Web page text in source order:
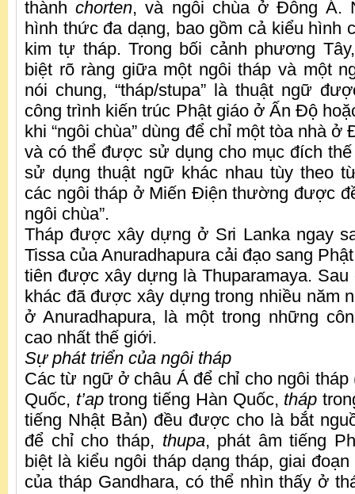
thànhchorten, và ngôi chùa ở Đông Á.
hình thức đa dạng, bao gồm cả kiểu hình
kim tự tháp. Trong bối cảnh phương
biệt rõ ràng giữa một ngôi tháp và một
nói chung, “tháp/stupa” là thuật ngữ
công trình kiến ​​trúc Phật giáo ở Ấn Độ
khi “ngôi chùa” dùng để chỉ một tòa nhà
và có thể được sử dụng cho mục đích
sử dụng thuật ngữ khác nhau tùy theo
các ngôi tháp ở Miến Điện thường được
ngôi chùa”.
Tháp được xây dựng ở Sri Lanka ngay
Tissa của Anuradhapura cải đạo sang
tiên được xây dựng là Thuparamaya. Sau
khác đã được xây dựng trong nhiều năm
ở Anuradhapura, là một trong những
cao nhất thế giới.
Sự phát triển của ngôi tháp
Các từ ngữ ở châu Á để chỉ cho ngôi tháp
Quốc, t’aptrong tiếng Hàn Quốc, tháp
tiếng Nhật Bản) đều được cho là bắt
để chỉ cho tháp, thupa, phát âm tiếng
biệt là kiểu ngôi tháp dạng tháp, giai
của tháp Gandhara, có thể nhìn thấy ở